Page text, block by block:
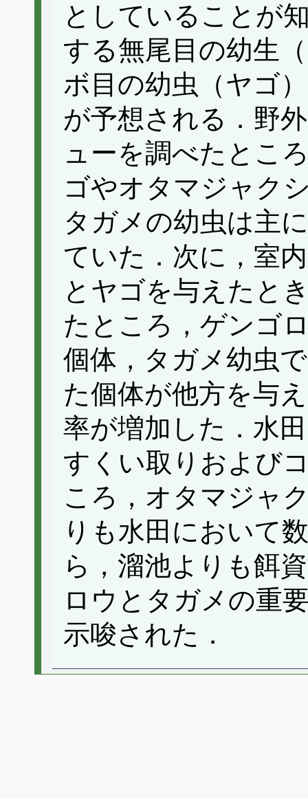
としていることが
する無尾目の幼生
ボ目の幼虫（ヤゴ
が予想される．野
ューを調べたとこ
ゴやオタマジャク
タガメの幼虫は主
ていた．次に，室
とヤゴを与えたと
たところ，ゲンゴ
個体，タガメ幼虫
た個体が他方を与
率が増加した．水
すくい取りおよび
ころ，オタマジャ
りも水田において
ら，溜池よりも餌
ロウとタガメの重
示唆された．